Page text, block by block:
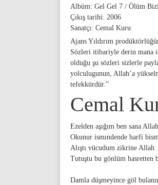
Albüm: Gel Gel 7 / Ölüm Bizi
Çıkış tarihi: 2006
Sanatçı: Cemal Kuru
Ajans Yıldırım
Sözleri itibariyle derin mana
olduğu şu sözleri sizlerle
yolculugunun, Allah’a
tefekkürdür.”
Cemal
Ezelden aşığım ben sana Allah
Okunur ismındende harfi
Alıştı vücudum zikrine Allah
Tutuştu bu gönlüm hasretten
Damla düşmeyince göl